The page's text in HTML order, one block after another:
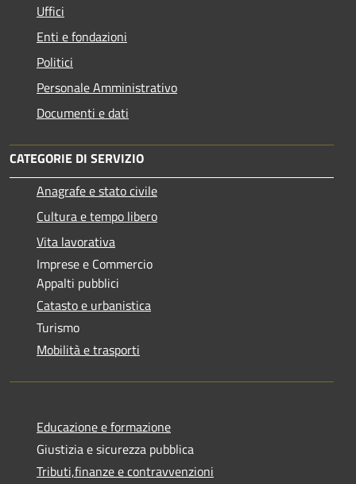
Uffici
Enti e fondazioni
Politici
Personale Amministrativo
Documenti e dati
CATEGORIE DI SERVIZIO
Anagrafe e stato civile
Cultura e tempo libero
Vita lavorativa
Imprese e Commercio
Appalti pubblici
Catasto e urbanistica
Turismo
Mobilità e trasporti
Educazione e formazione
Giustizia e sicurezza pubblica
Tributi,finanze e contravvenzioni